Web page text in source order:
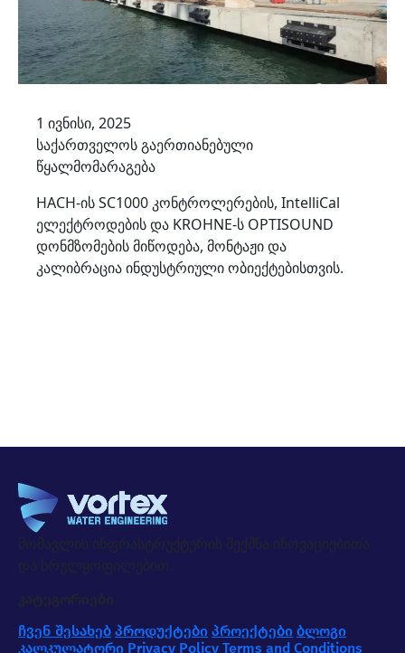
1 ივნისი, 2025
საქართველოს გაერთიანებული
წყალმომარაგება
HACH-ის SC1000 კონტროლერების, IntelliCal
ელექტროდების და KROHNE-ს OPTISOUND
დონმზომების მიწოდება, მონტაჟი და
კალიბრაცია ინდუსტრიული ობიექტებისთვის.
მომავლის ინფრასტრუქტურის შექმნა ინოვაციებითა
და სრულყოფილებით.
კატეგორიები
ჩვენ შესახებ პროდუქტები პროექტები ბლოგი
კალკულატორი Privacy Policy Terms and Conditions